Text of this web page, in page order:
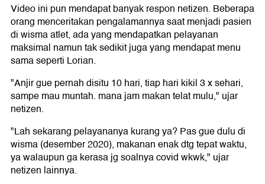
Video ini pun mendapat banyak respon netizen. Beberapa
orang menceritakan pengalamannya saat menjadi pasien
di wisma atlet, ada yang mendapatkan pelayanan
maksimal namun tak sedikit juga yang mendapat menu
sama seperti Lorian.
"Anjir gue pernah disitu 10 hari, tiap hari kikil 3 x sehari,
sampe mau muntah. mana jam makan telat mulu," ujar
netizen.
"Lah sekarang pelayananya kurang ya? Pas gue dulu di
wisma (desember 2020), makanan enak dtg tepat waktu,
ya walaupun ga kerasa jg soalnya covid wkwk," ujar
netizen lainnya.